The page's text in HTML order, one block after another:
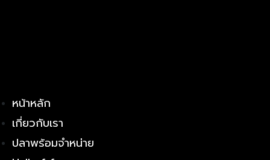
หน้าหลัก
เกี่ยวกับเรา
ปลาพร้อมจำหน่าย